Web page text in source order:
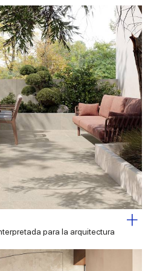
para la arquitectura